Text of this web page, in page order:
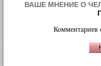
ВАШЕ МНЕНИЕ О
Комментариев